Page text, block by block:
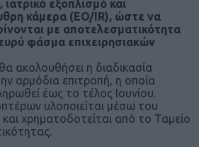
εξοπλισμό και
κάμερα (EO/IR), ώστε να
με αποτελεσματικότητα
φάσμα επιχειρησιακών
ακολουθήσει η διαδικασία
αρμόδια επιτροπή, η οποία
έως το τέλος Ιουνίου.
υλοποιείται μέσω του
χρηματοδοτείται από το Ταμείο